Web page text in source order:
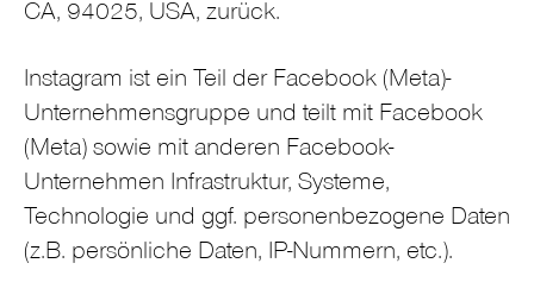
CA, 94025, USA, zurück.
Instagram ist ein Teil der Facebook (Meta)-
Unternehmensgruppe und teilt mit Facebook
(Meta) sowie mit anderen Facebook-
Unternehmen Infrastruktur, Systeme,
Technologie und ggf. personenbezogene Daten
(z.B. persönliche Daten, IP-Nummern, etc.).